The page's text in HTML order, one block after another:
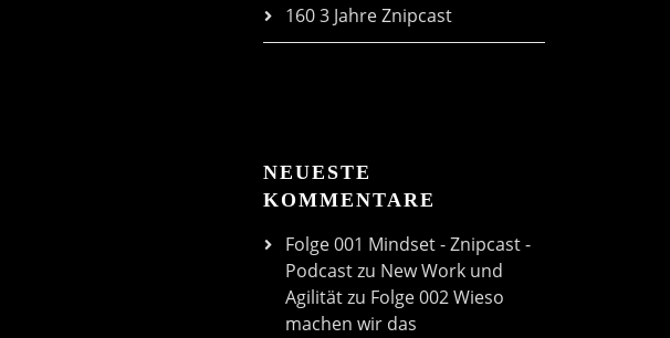
160 3 Jahre Znipcast
NEUESTE
KOMMENTARE
Folge 001 Mindset - Znipcast -
Podcast zu New Work und
Agilitätzu Folge 002 Wieso
machen wir das